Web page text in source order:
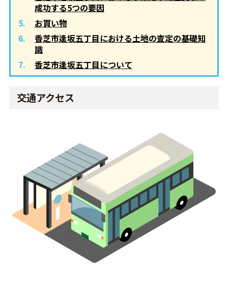
成功する5つの要因
お買い物
香芝市逢坂五丁目における土地の査定の基礎知
識
香芝市逢坂五丁目について
交通アクセス